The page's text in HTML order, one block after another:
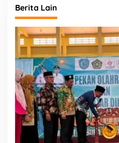
Berita Lain